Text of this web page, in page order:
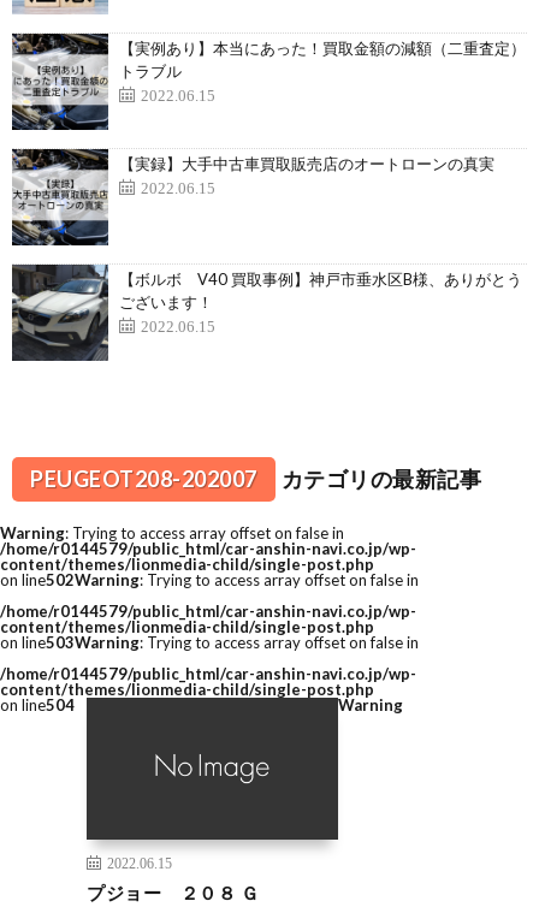
【実例あり】本当にあった！買取金額の減額（二重査定）
トラブル
2022.06.15
【実録】大手中古車買取販売店のオートローンの真実
2022.06.15
【ボルボ V40 買取事例】神戸市垂水区B様、ありがとう
ございます！
2022.06.15
PEUGEOT208-202007 カテゴリの最新記事
Warning: Trying to access array offset on false in
/home/r0144579/public_html/car-anshin-navi.co.jp/wp-
content/themes/lionmedia-child/single-post.php
on line502Warning: Trying to access array offset on false in
/home/r0144579/public_html/car-anshin-navi.co.jp/wp-
content/themes/lionmedia-child/single-post.php
on line503Warning: Trying to access array offset on false in
/home/r0144579/public_html/car-anshin-navi.co.jp/wp-
content/themes/lionmedia-child/single-post.php
on line504
2022.06.15
プジョー ２０８ Ｇ
Warning